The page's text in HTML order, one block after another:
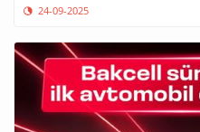
24-09-2025